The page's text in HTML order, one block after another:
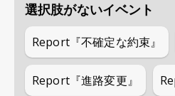
選択肢がないイベント
Report『不確定な約束』
Report『進路変更』